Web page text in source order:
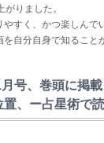
りました。
すく、かつ楽しんで
自分自身で知ること
号、巻頭に掲載
、ー占星術で